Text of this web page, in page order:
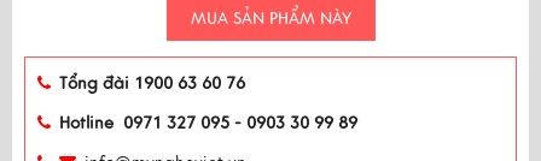
MUA SẢN PHẨM NÀY
Tổng đài 1900 63 60 76
Hotline 0971 327 095 - 0903 30 99 89